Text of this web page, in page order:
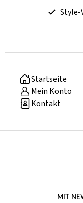
Style-
Startseite
Mein Konto
Kontakt
Mit